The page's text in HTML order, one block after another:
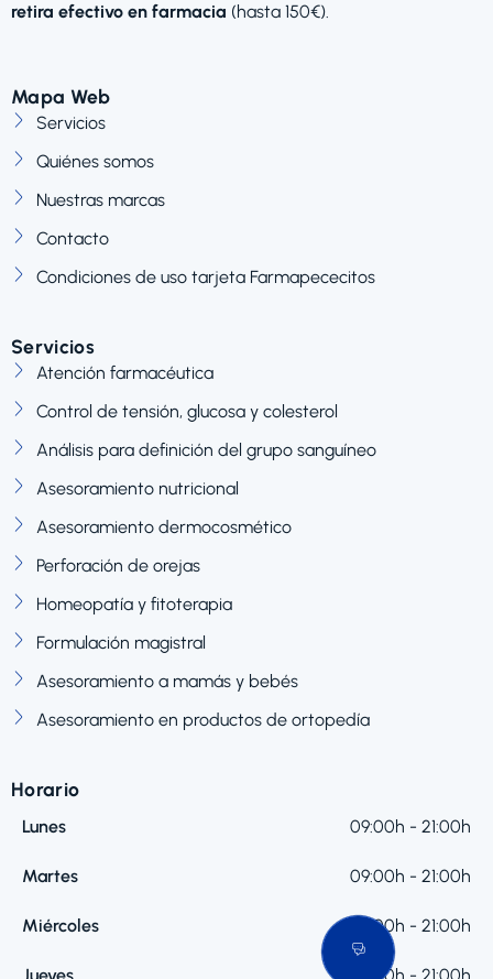
retira efectivo en farmacia (hasta 150€).
Mapa Web
Servicios
Quiénes somos
Nuestras marcas
Contacto
Condiciones de uso tarjeta Farmapececitos
Servicios
Atención farmacéutica
Control de tensión, glucosa y colesterol
Análisis para definición del grupo sanguíneo
Asesoramiento nutricional
Asesoramiento dermocosmético
Perforación de orejas
Homeopatía y fitoterapia
Formulación magistral
Asesoramiento a mamás y bebés
Asesoramiento en productos de ortopedía
Horario
Lunes 09:00h - 21:00h
Martes 09:00h - 21:00h
Miércoles 09:00h - 21:00h